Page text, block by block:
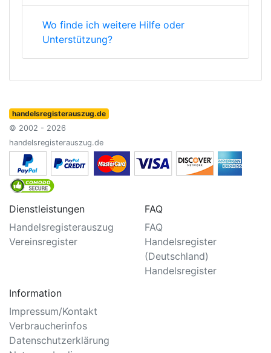
Wo finde ich weitere Hilfe oder
Unterstützung?
handelsregisterauszug.de
© 2002 - 2026
handelsregisterauszug.de
Dienstleistungen
Handelsregisterauszug
Vereinsregister
FAQ
FAQ
Handelsregister
(Deutschland)
Handelsregister
Information
Impressum/Kontakt
Verbraucherinfos
Datenschutzerklärung